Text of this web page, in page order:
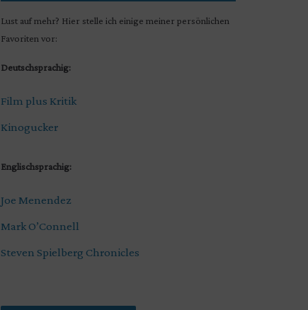
Lust auf mehr? Hier stelle ich einige meiner persönlichen
Favoriten vor:
Deutschsprachig:
Film plus Kritik
Kinogucker
Englischsprachig:
Joe Menendez
Mark O’Connell
Steven Spielberg Chronicles